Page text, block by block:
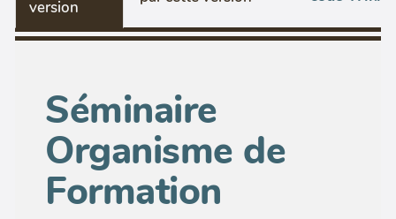
version
Séminaire
Organisme de
Formation